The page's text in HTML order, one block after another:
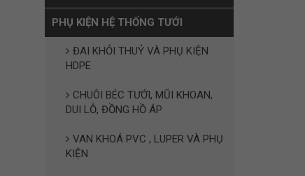
PHỤ KIỆN HỆ THỐNG TƯỚI
ĐAI KHỎI THUỶ VÀ PHỤ KIỆN
HDPE
CHUÔI BÉC TƯỚI, MŨI KHOAN,
DUI LỖ, ĐỒNG HỒ ÁP
VAN KHOÁ PVC , LUPER VÀ PHỤ
KIỆN